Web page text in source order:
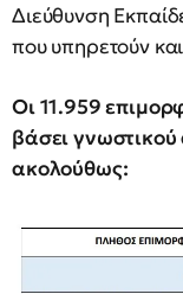
Διεύθυνση
που υπηρετούν
Οι 11.959
βάσει
ακολούθως: